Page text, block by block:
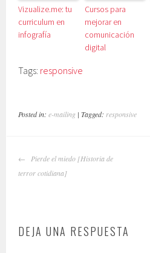
Vizualize.me: tu
curriculum en
infografía
Cursos para
mejorar en
comunicación
digital
Tags: responsive
Posted in:e-mailing | Tagged: responsive
NAVEGADOR
DE
Pierde el miedo [Historia de
terror cotidiana]
DEJA UNA RESPUESTA